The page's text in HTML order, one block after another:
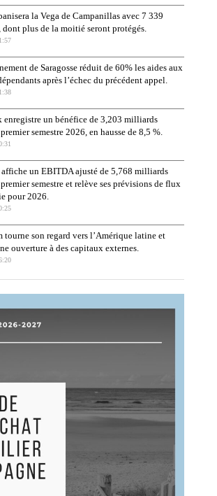
la Vega de Campanillas avec 7 339
dont plus de la moitié seront protégés.
de Saragosse réduit de 60% les aides aux
après l’échec du précédent appel.
enregistre un bénéfice de 3,203 milliards
semestre 2026, en hausse de 8,5 %.
un EBITDA ajusté de 5,768 milliards
premier semestre et relève ses prévisions de flux
pour 2026.
tourne son regard vers l’Amérique latine et
ouverture à des capitaux externes.